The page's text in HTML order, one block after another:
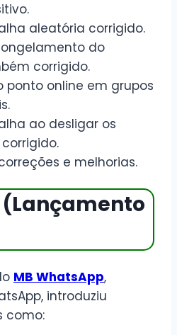
aleatória corrigido.
do
corrigido.
ponto online em grupos
ao desligar os
e melhorias.
(Lançamento
MB WhatsApp,
introduziu
como: